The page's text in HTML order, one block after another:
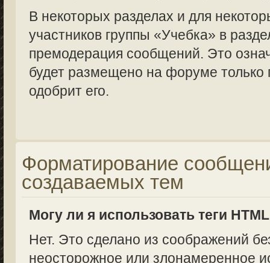
В некоторых разделах и для
участников группы «Учебка» в
премодерация сообщений. Это
будет размещено на форуме только
одобрит его.
Форматирование
создаваемых тем
Могу ли я использовать теги
Нет. Это сделано из соображений
неосторожное или злонамеренное